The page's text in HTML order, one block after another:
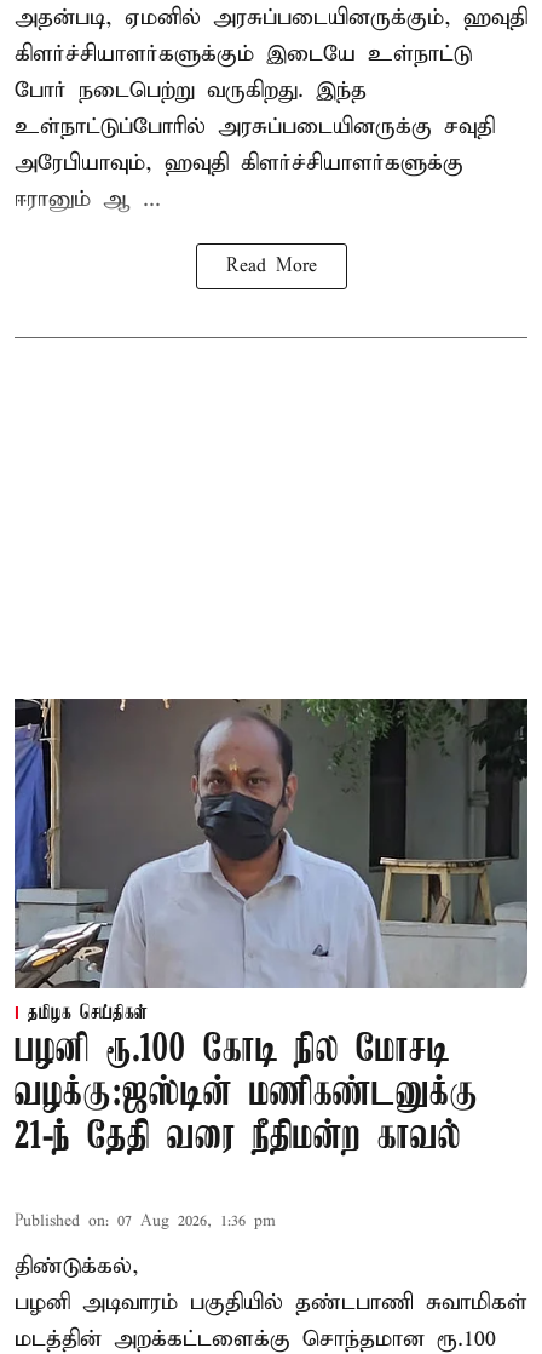
அதன்படி, ஏமனில் அரசுப்படையினருக்கும், ஹவுதி
கிளர்ச்சியாளர்களுக்கும் இடையே உள்நாட்டு
போர் நடைபெற்று வருகிறது. இந்த
உள்நாட்டுப்போரில் அரசுப்படையினருக்கு சவுதி
அரேபியாவும், ஹவுதி கிளர்ச்சியாளர்களுக்கு
ஈரானும் ஆ ...
Read More
தமிழக செய்திகள்
பழனி ரூ.100 கோடி நில மோசடி
வழக்கு:ஜஸ்டின் மணிகண்டனுக்கு
21-ந் தேதி வரை நீதிமன்ற காவல்
Published on: 07 Aug 2026, 1:36 pm
திண்டுக்கல்,
பழனி அடிவாரம் பகுதியில் தண்டபாணி சுவாமிகள்
மடத்தின் அறக்கட்டளைக்கு சொந்தமான ரூ.100